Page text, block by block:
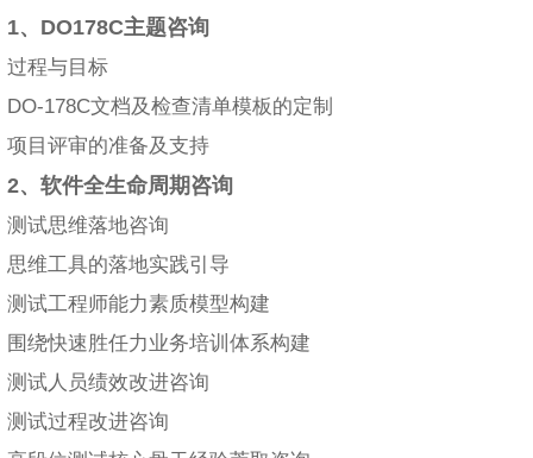
1、DO178C主题咨询
过程与目标
DO-178C文档及检查清单模板的定制
项目评审的准备及支持
2、软件全生命周期咨询
测试思维落地咨询
思维工具的落地实践引导
测试工程师能力素质模型构建
围绕快速胜任力业务培训体系构建
测试人员绩效改进咨询
测试过程改进咨询